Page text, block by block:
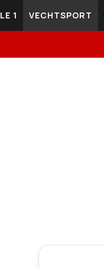
1 VECHTSPORT